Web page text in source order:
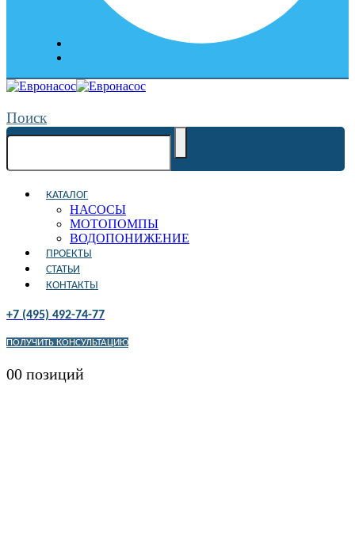
Поиск
КАТАЛОГ
НАСОСЫ
МОТОПОМПЫ
ВОДОПОНИЖЕНИЕ
ПРОЕКТЫ
СТАТЬИ
КОНТАКТЫ
+7 (495) 492-74-77
ПОЛУЧИТЬ КОНСУЛЬТАЦИЮ
00 позиций